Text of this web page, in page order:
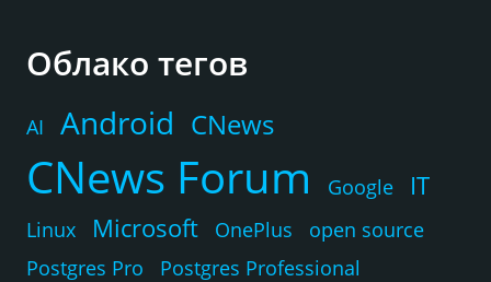
Облако тегов
AI Android CNews
CNews Forum Google IT
Linux Microsoft OnePlus
open source
Postgres Pro
Postgres Professional